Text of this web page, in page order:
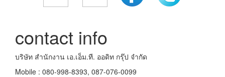
contact info
บริษัท สำนักงาน เอ.เอ็ม.ที. ออดิท กรุ๊ป จำกัด
Mobile : 080-998-8393, 087-076-0099